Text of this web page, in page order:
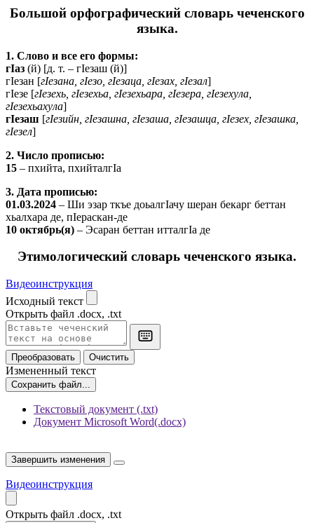
Большой орфографический словарь чеченского
языка.
1. Слово и все его формы:
гӀаз (й) [д. т. – гӀезаш (й)]
гӀезан [гӀезана, гӀезо, гӀезаца, гӀезах, гӀезал]
гӀезе [гӀезехь, гӀезехьа, гӀезехьара, гӀезера, гӀезехула,
гӀезехьахула]
гӀезаш [гӀезийн, гӀезашна, гӀезаша, гӀезашца, гӀезех, гӀезашка,
гӀезел]
2. Число прописью:
15 – пхийта, пхийталгӀа
3. Дата прописью:
01.03.2024 – Ши эзар ткъе доьалгӀачу шеран бекарг беттан
хьалхара де, пӀераскан-де
10 октябрь(я) – Эсаран беттан итталгӀа де
Этимологический словарь чеченского языка.
Видеоинструкция
Исходный текст
Открыть файл .docx, .txt
Преобразовать Очистить
Измененный текст
Сохранить файл...
Текстовый документ (.txt)
Документ Microsoft Word(.docx)
Завершить изменения
Видеоинструкция
Открыть файл .docx, .txt